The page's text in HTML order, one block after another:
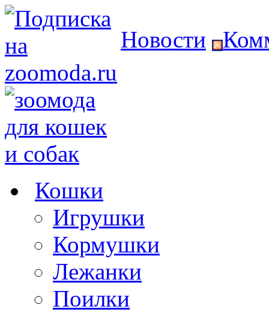
Новости
Кошки
Игрушки
Кормушки
Лежанки
Поилки